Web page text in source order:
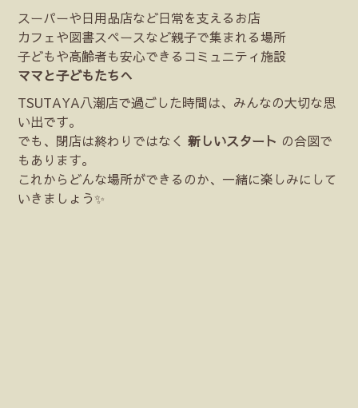
スーパーや日用品店など日常を支えるお店
カフェや図書スペースなど親子で集まれる場所
子どもや高齢者も安心できるコミュニティ施設
ママと子どもたちへ
TSUTAYA八潮店で過ごした時間は、みんなの大切な思
い出です。
でも、閉店は終わりではなく新しいスタート の合図で
もあります。
これからどんな場所ができるのか、一緒に楽しみにして
いきましょう✨